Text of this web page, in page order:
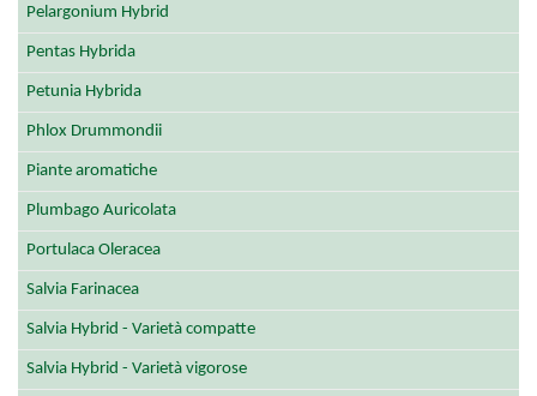
Pelargonium Hybrid
Pentas Hybrida
Petunia Hybrida
Phlox Drummondii
Piante aromatiche
Plumbago Auricolata
Portulaca Oleracea
Salvia Farinacea
Salvia Hybrid - Varietà compatte
Salvia Hybrid - Varietà vigorose